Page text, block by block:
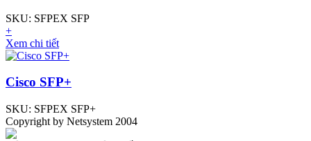
SKU: SFPEX SFP
+
Xem chi tiết
Cisco SFP+
SKU: SFPEX SFP+
Copyright by Netsystem 2004